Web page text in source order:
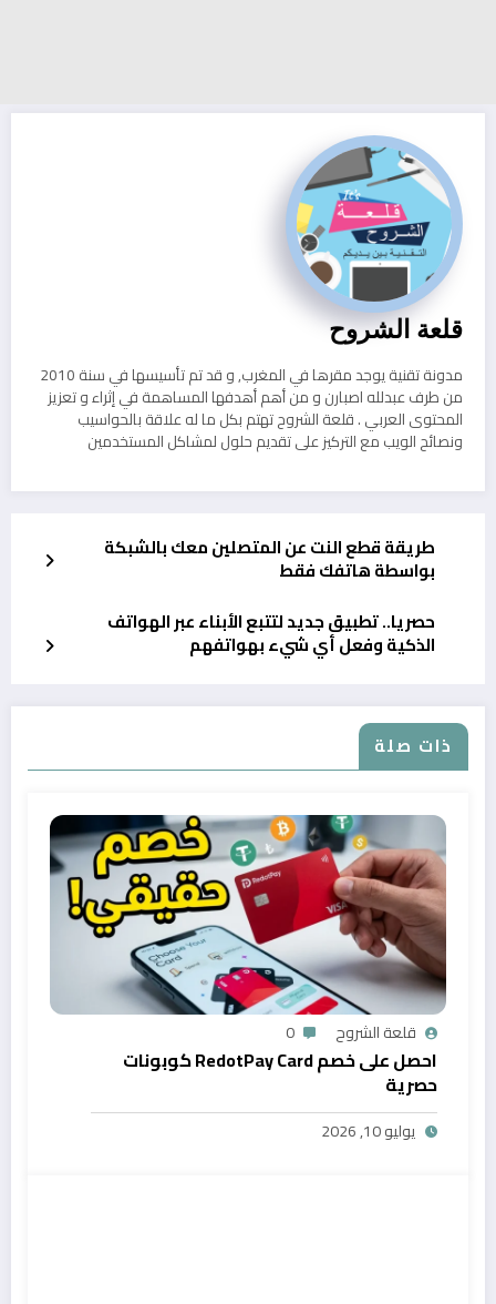
قلعة الشروح
مدونة تقنية يوجد مقرها في المغرب, و قد تم تأسيسها في سنة 2010
من طرف عبدلله اصبارن و من أهم أهدفها المساهمة في إثراء و تعزيز
المحتوى العربي . قلعة الشروح تهتم بكل ما له علاقة بالحواسيب
ونصائح الويب مع التركيز على تقديم حلول لمشاكل المستخدمين
طريقة قطع النت عن المتصلين معك بالشبكة
بواسطة هاتفك فقط
حصريا.. تطبيق جديد لتتبع الأبناء عبر الهواتف
الذكية وفعل أي شيء بهواتفهم
ذات صلة
قلعة الشروح 0
احصل على خصم RedotPay Card كوبونات
حصرية
يوليو 10, 2026